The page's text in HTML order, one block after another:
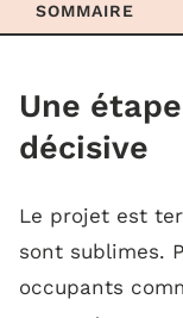
SOMMAIRE
travaux
Une
décisive
Le projet est
sont sublimes.
occupants